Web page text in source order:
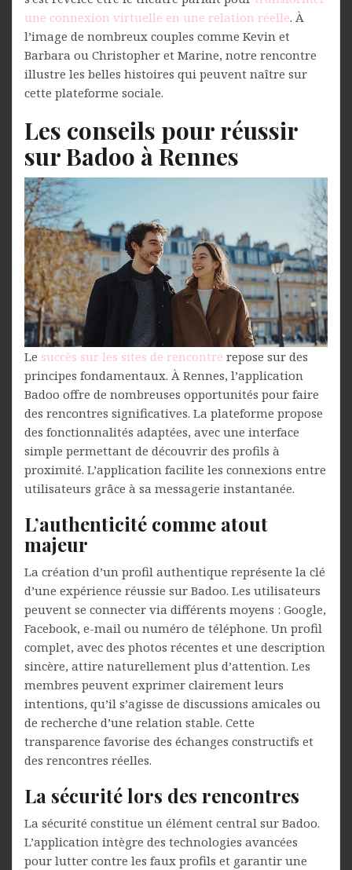
une connexion virtuelle en une relation réelle. À
l’image de nombreux couples comme Kevin et
Barbara ou Christopher et Marine, notre rencontre
illustre les belles histoires qui peuvent naître sur
cette plateforme sociale.
Les conseils pour réussir
sur Badoo à Rennes
Le succès sur les sites de rencontre repose sur des
principes fondamentaux. À Rennes, l’application
Badoo offre de nombreuses opportunités pour faire
des rencontres significatives. La plateforme propose
des fonctionnalités adaptées, avec une interface
simple permettant de découvrir des profils à
proximité. L’application facilite les connexions entre
utilisateurs grâce à sa messagerie instantanée.
L’authenticité comme atout
majeur
La création d’un profil authentique représente la clé
d’une expérience réussie sur Badoo. Les utilisateurs
peuvent se connecter via différents moyens : Google,
Facebook, e-mail ou numéro de téléphone. Un profil
complet, avec des photos récentes et une description
sincère, attire naturellement plus d’attention. Les
membres peuvent exprimer clairement leurs
intentions, qu’il s’agisse de discussions amicales ou
de recherche d’une relation stable. Cette
transparence favorise des échanges constructifs et
des rencontres réelles.
La sécurité lors des rencontres
La sécurité constitue un élément central sur Badoo.
L’application intègre des technologies avancées
pour lutter contre les faux profils et garantir une